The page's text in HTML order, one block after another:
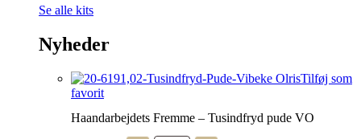
Se alle kits
Nyheder
Tilføj som
favorit
Haandarbejdets Fremme – Tusindfryd pude VO